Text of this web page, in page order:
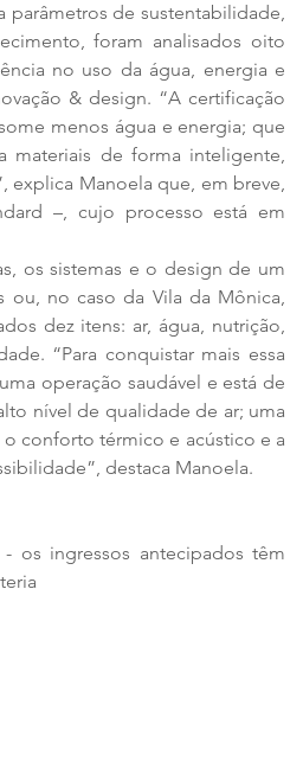
parâmetros de sustentabilidade,
foram analisados oito
no uso da água, energia e
& design. “A certificação
menos água e energia; que
materiais de forma inteligente,
explica Manoela que, em breve,
–, cujo processo está em
os sistemas e o design de um
ou, no caso da Vila da Mônica,
dez itens: ar, água, nutrição,
“Para conquistar mais essa
operação saudável e está de
nível de qualidade de ar; uma
conforto térmico e acústico e a
destaca Manoela.
os ingressos antecipados têm